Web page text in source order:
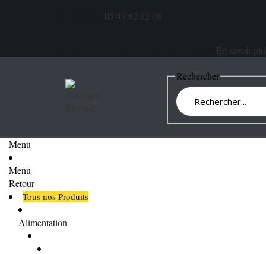
05 49 82 12 08
En savoir
Rechercher
Menu
Menu
Retour
Tous nos Produits
Alimentation